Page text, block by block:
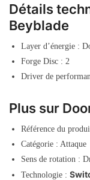
Détails
Beyblade
Layer d’énergie :
Forge Disc : 2
Driver de
Plus sur
Référence du
Catégorie : Attaque
Sens de rotation :
Technologie :